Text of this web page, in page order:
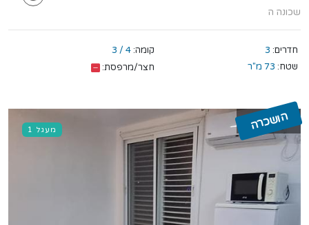
שכונה ה
חדרים: 3 קומה: 4 / 3
שטח: 73 מ"ר חצר/מרפסת:
מעגל 1 הושכרה